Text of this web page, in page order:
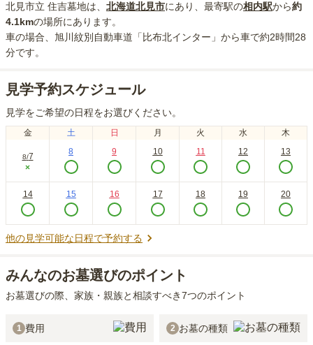
北見市立 住吉墓地は、 北海道北見市にあり 、最寄駅の相内駅から約
4.1kmの場所にあり ます。
車の場合 、旭川紋別自動車道「比布北インター」から車で約2時間28
分です。
見学予約スケジュール
見学をご希望の日程をお選びください。
金 土 日 月 火 水 木
8/7
×
8 9 10 11 12 13
14 15 16 17 18 19 20
他の見学可能な日程で予約する
みんなのお墓選びのポイント
お墓選びの際、家族・親族と相談すべき7つのポイント
1 費用 2 お墓の種類